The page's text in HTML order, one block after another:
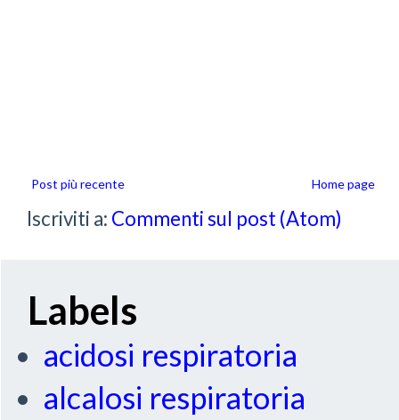
Post più recente Home page
Iscriviti a: Commenti sul post (Atom)
Labels
acidosi respiratoria
alcalosi respiratoria